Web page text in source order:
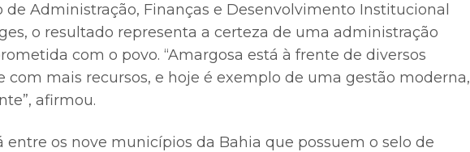
de Administração, Finanças e Desenvolvimento Institucional
o resultado representa a certeza de uma administração
com o povo. “Amargosa está à frente de diversos
com mais recursos, e hoje é exemplo de uma gestão moderna,
afirmou.
entre os nove municípios da Bahia que possuem o selo de